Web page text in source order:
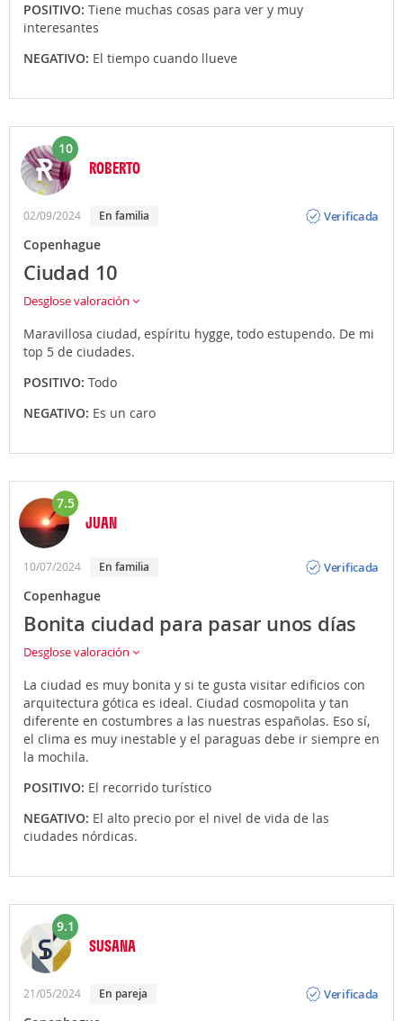
POSITIVO: Tiene muchas cosas para ver y muy
interesantes
NEGATIVO: El tiempo cuando llueve
10
ROBERTO
02/09/2024 En familia
Verificada
Copenhague
Ciudad 10
Desglose valoración
Maravillosa ciudad, espíritu hygge, todo estupendo. De mi
top 5 de ciudades.
POSITIVO: Todo
NEGATIVO: Es un caro
7.5
JUAN
10/07/2024 En familia
Verificada
Copenhague
Bonita ciudad para pasar unos días
Desglose valoración
La ciudad es muy bonita y si te gusta visitar edificios con
arquitectura gótica es ideal. Ciudad cosmopolita y tan
diferente en costumbres a las nuestras españolas. Eso sí,
el clima es muy inestable y el paraguas debe ir siempre en
la mochila.
POSITIVO: El recorrido turístico
NEGATIVO: El alto precio por el nivel de vida de las
ciudades nórdicas.
9.1
SUSANA
21/05/2024 En pareja
Verificada